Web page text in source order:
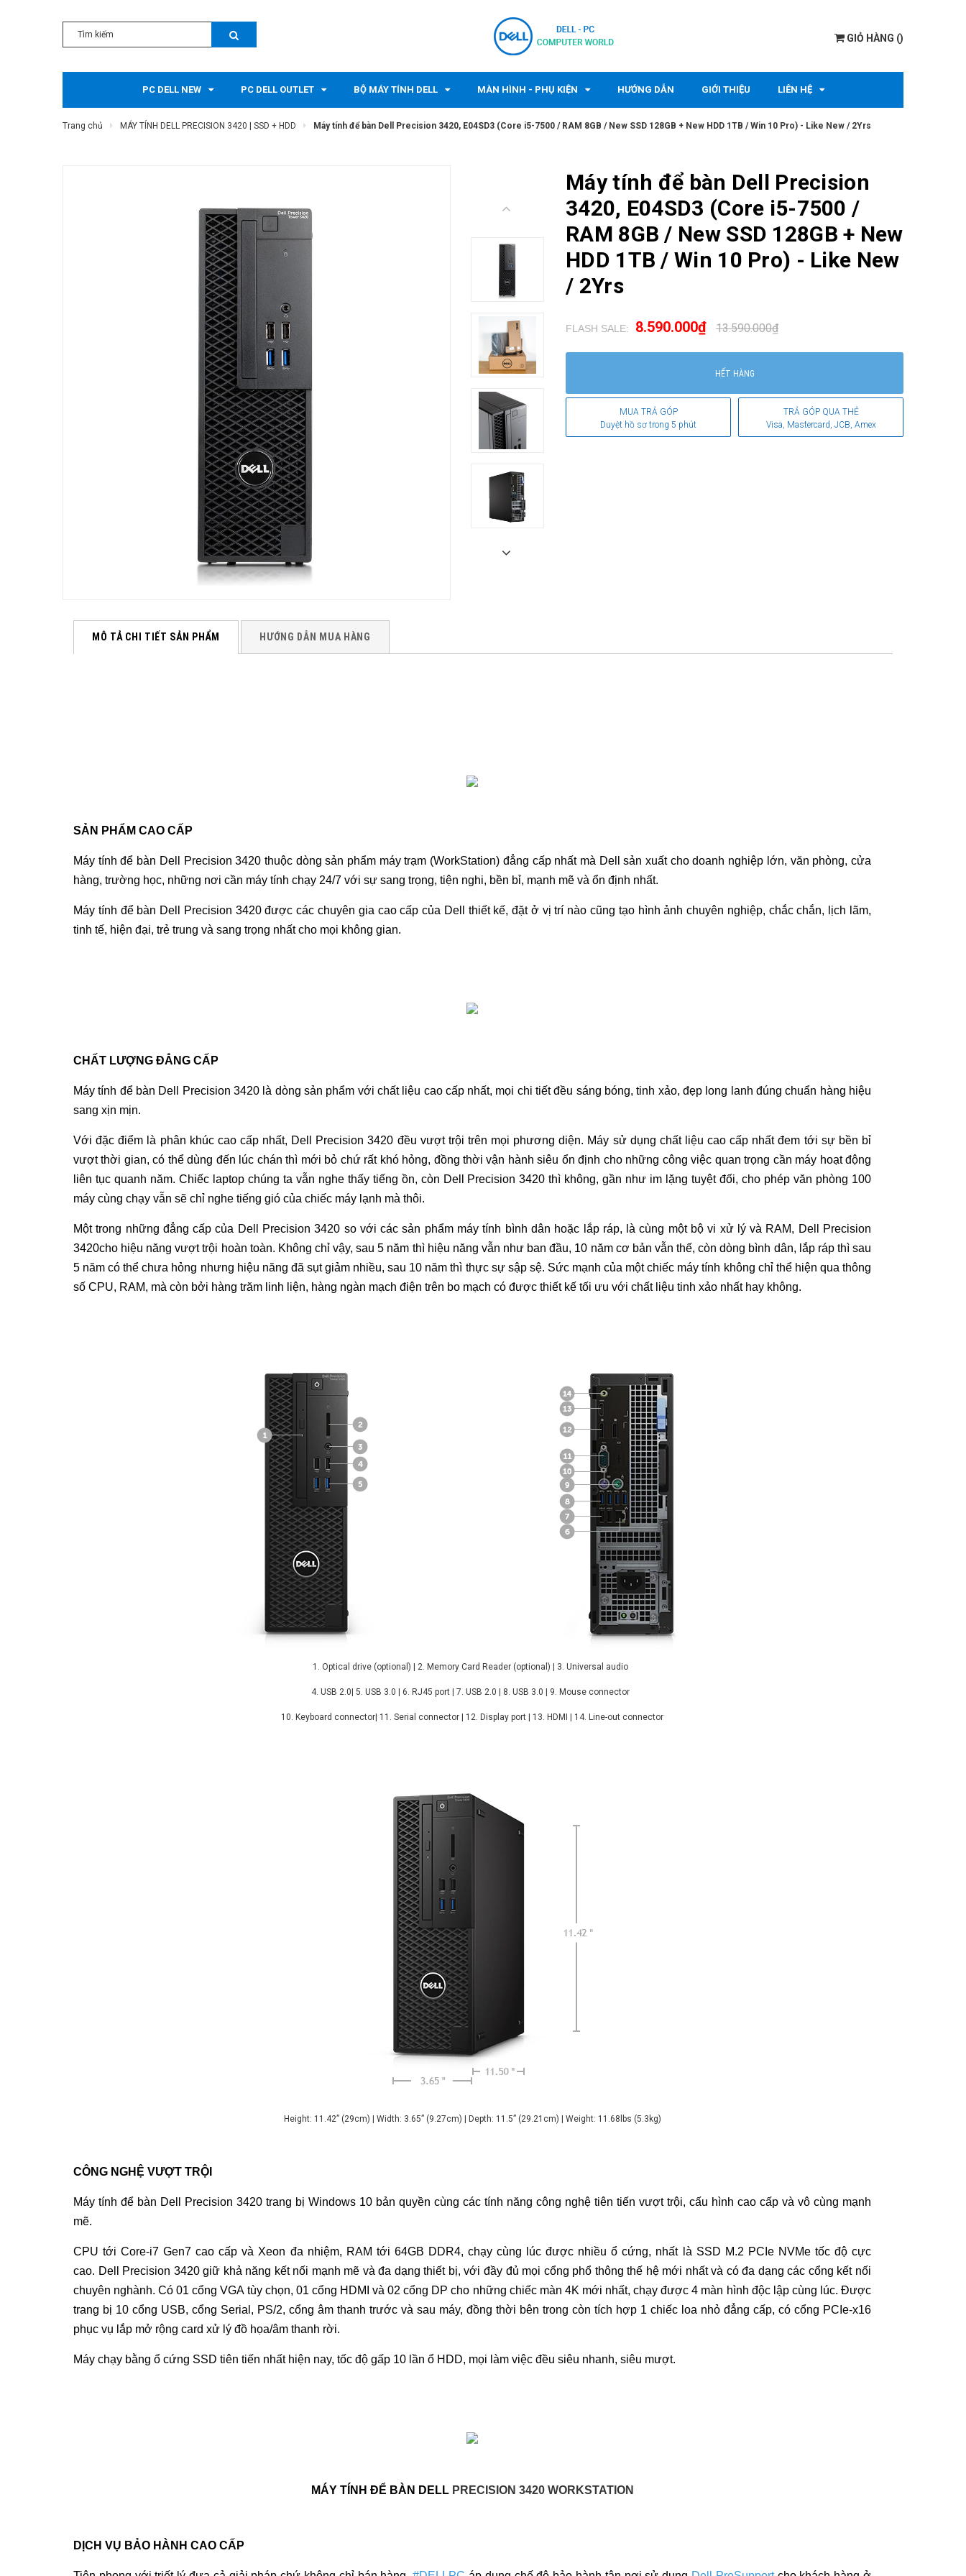
GIỎ HÀNG ()
PC DELL NEW PC DELL OUTLET BỘ MÁY TÍNH DELL MÀN HÌNH - PHỤ KIỆN HƯỚNG DẪN GIỚI THIỆU LIÊN HỆ
Trang chủ MÁY TÍNH DELL PRECISION 3420 | SSD + HDD Máy tính để bàn Dell Precision 3420, E04SD3 (Core i5-7500 / RAM 8GB / New SSD 128GB + New HDD 1TB / Win 10 Pro) - Like New / 2Yrs
Máy tính để bàn Dell Precision
3420, E04SD3 (Core i5-7500 /
RAM 8GB / New SSD 128GB + New
HDD 1TB / Win 10 Pro) - Like New
/ 2Yrs
FLASH SALE: 8.590.000₫ 13.590.000₫
HẾT HÀNG
MUA TRẢ GÓP
Duyệt hồ sơ trong 5 phút
TRẢ GÓP QUA THẺ
Visa, Mastercard, JCB, Amex
MÔ TẢ CHI TIẾT SẢN PHẨM HƯỚNG DẪN MUA HÀNG
SẢN PHẨM CAO CẤP
Máy tính để bàn Dell Precision 3420 thuộc dòng sản phẩm máy trạm (WorkStation) đẳng cấp nhất mà Dell sản xuất cho doanh nghiệp lớn, văn phòng, cửa
hàng, trường học, những nơi cần máy tính chạy 24/7 với sự sang trọng, tiện nghi, bền bỉ, mạnh mẽ và ổn định nhất.
Máy tính để bàn Dell Precision 3420 được các chuyên gia cao cấp của Dell thiết kế, đặt ở vị trí nào cũng tạo hình ảnh chuyên nghiệp, chắc chắn, lịch lãm,
tinh tế, hiện đại, trẻ trung và sang trọng nhất cho mọi không gian.
CHẤT LƯỢNG ĐẲNG CẤP
Máy tính để bàn Dell Precision 3420 là dòng sản phẩm với chất liệu cao cấp nhất, mọi chi tiết đều sáng bóng, tinh xảo, đẹp long lanh đúng chuẩn hàng hiệu
sang xịn mịn.
Với đặc điểm là phân khúc cao cấp nhất, Dell Precision 3420 đều vượt trội trên mọi phương diện. Máy sử dụng chất liệu cao cấp nhất đem tới sự bền bỉ
vượt thời gian, có thể dùng đến lúc chán thì mới bỏ chứ rất khó hỏng, đồng thời vận hành siêu ổn định cho những công việc quan trọng cần máy hoạt động
liên tục quanh năm. Chiếc laptop chúng ta vẫn nghe thấy tiếng ồn, còn Dell Precision 3420 thì không, gần như im lặng tuyệt đối, cho phép văn phòng 100
máy cùng chạy vẫn sẽ chỉ nghe tiếng gió của chiếc máy lạnh mà thôi.
Một trong những đẳng cấp của Dell Precision 3420 so với các sản phẩm máy tính bình dân hoặc lắp ráp, là cùng một bộ vi xử lý và RAM, Dell Precision
3420cho hiệu năng vượt trội hoàn toàn. Không chỉ vậy, sau 5 năm thì hiệu năng vẫn như ban đầu, 10 năm cơ bản vẫn thế, còn dòng bình dân, lắp ráp thì sau
5 năm có thể chưa hỏng nhưng hiệu năng đã sụt giảm nhiều, sau 10 năm thì thực sự sập sệ. Sức mạnh của một chiếc máy tính không chỉ thể hiện qua thông
số CPU, RAM, mà còn bởi hàng trăm linh liện, hàng ngàn mạch điện trên bo mạch có được thiết kế tối ưu với chất liệu tinh xảo nhất hay không.
1. Optical drive (optional) | 2. Memory Card Reader (optional) | 3. Universal audio
4. USB 2.0| 5. USB 3.0 | 6. RJ45 port | 7. USB 2.0 | 8. USB 3.0 | 9. Mouse connector
10. Keyboard connector| 11. Serial connector | 12. Display port | 13. HDMI | 14. Line-out connector
Height: 11.42” (29cm) | Width: 3.65” (9.27cm) | Depth: 11.5” (29.21cm) | Weight: 11.68lbs (5.3kg)
CÔNG NGHỆ VƯỢT TRỘI
Máy tính để bàn Dell Precision 3420 trang bị Windows 10 bản quyền cùng các tính năng công nghệ tiên tiến vượt trội, cấu hình cao cấp và vô cùng mạnh
mẽ.
CPU tới Core-i7 Gen7 cao cấp và Xeon đa nhiệm, RAM tới 64GB DDR4, chạy cùng lúc được nhiều ổ cứng, nhất là SSD M.2 PCIe NVMe tốc độ cực
cao. Dell Precision 3420 giữ khả năng kết nối mạnh mẽ và đa dạng thiết bị, với đầy đủ mọi cổng phổ thông thế hệ mới nhất và có đa dạng các cổng kết nối
chuyên nghành. Có 01 cổng VGA tùy chọn, 01 cổng HDMI và 02 cổng DP cho những chiếc màn 4K mới nhất, chạy được 4 màn hình độc lập cùng lúc. Được
trang bị 10 cổng USB, cổng Serial, PS/2, cổng âm thanh trước và sau máy, đồng thời bên trong còn tích hợp 1 chiếc loa nhỏ đẳng cấp, có cổng PCIe-x16
phục vụ lắp mở rộng card xử lý đồ họa/âm thanh rời.
Máy chạy bằng ổ cứng SSD tiên tiến nhất hiện nay, tốc độ gấp 10 lần ổ HDD, mọi làm việc đều siêu nhanh, siêu mượt.
MÁY TÍNH ĐỂ BÀN DELL PRECISION 3420 WORKSTATION
DỊCH VỤ BẢO HÀNH CAO CẤP